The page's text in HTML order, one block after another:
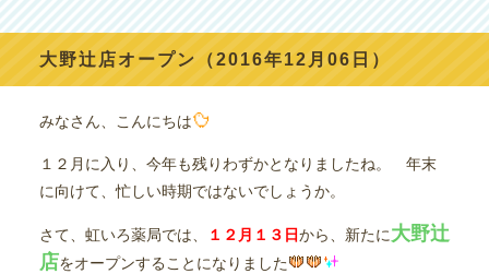
大野辻店オープン（2016年12月06日）
みなさん、こんにちは
１２月に入り、今年も残りわずかとなりましたね。 年末
に向けて、忙しい時期ではないでしょうか。
さて、虹いろ薬局では、 １２月１３日から、新たに大野辻
店をオープンすることになりました